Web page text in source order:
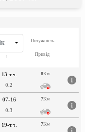
L.
Потужність
Привід
13-т.ч.
0.2
8Kw
07-16
0.3
7Kw
19-т.ч.
7Kw